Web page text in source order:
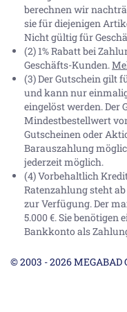
berechnen wir
sie für diejenigen
Nicht gültig für
(2) 1% Rabatt bei
Geschäfts-Kunden.
(3) Der Gutschein gilt
und kann nur
eingelöst werden. Der
Mindestbestellwert
Gutscheinen oder
Barauszahlung
jederzeit möglich.
(4) Vorbehaltlich
Ratenzahlung steht
zur Verfügung. Der
5.000 €. Sie benötigen
Bankkonto als
© 2003 - 2026 MEGABAD